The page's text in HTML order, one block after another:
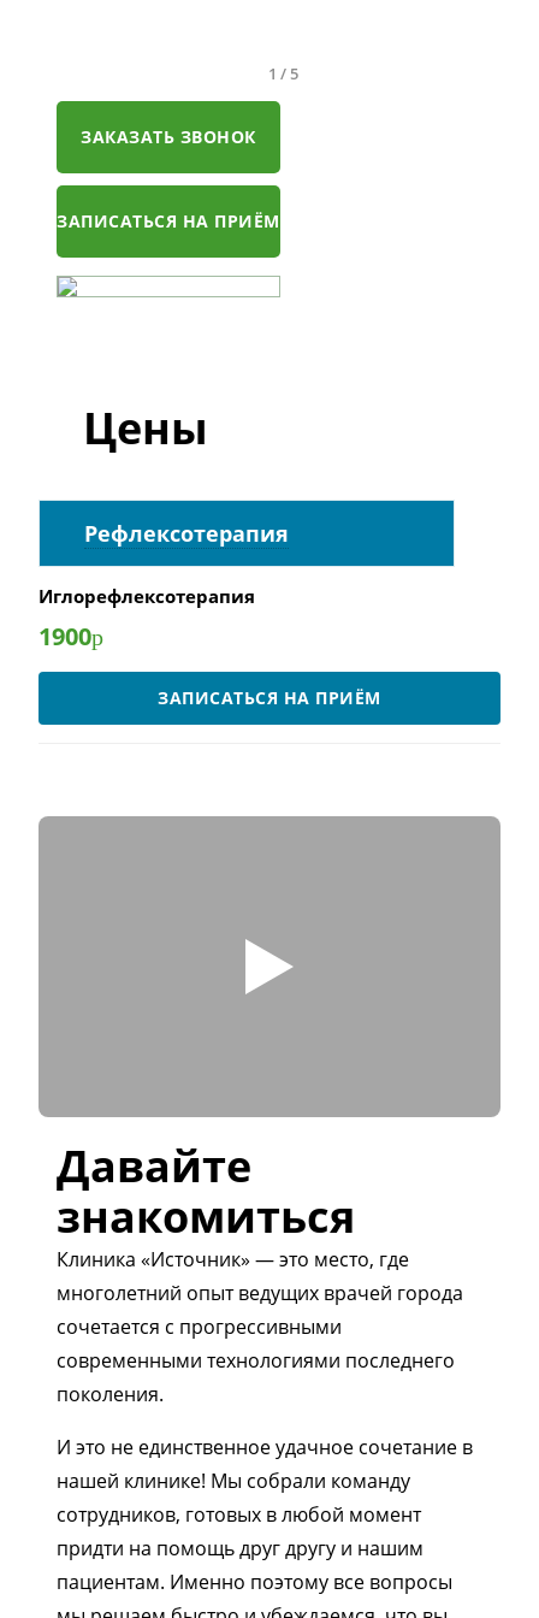
1 / 5
ЗАКАЗАТЬ ЗВОНОК
ЗАПИСАТЬСЯ НА ПРИЁМ
Цены
Рефлексотерапия
Иглорефлексотерапия
1900р
ЗАПИСАТЬСЯ НА ПРИЁМ
Давайте
знакомиться
Клиника «Источник» — это место, где
многолетний опыт ведущих врачей города
сочетается с прогрессивными
современными технологиями последнего
поколения.
И это не единственное удачное сочетание в
нашей клинике! Мы собрали команду
сотрудников, готовых в любой момент
придти на помощь друг другу и нашим
пациентам. Именно поэтому все вопросы